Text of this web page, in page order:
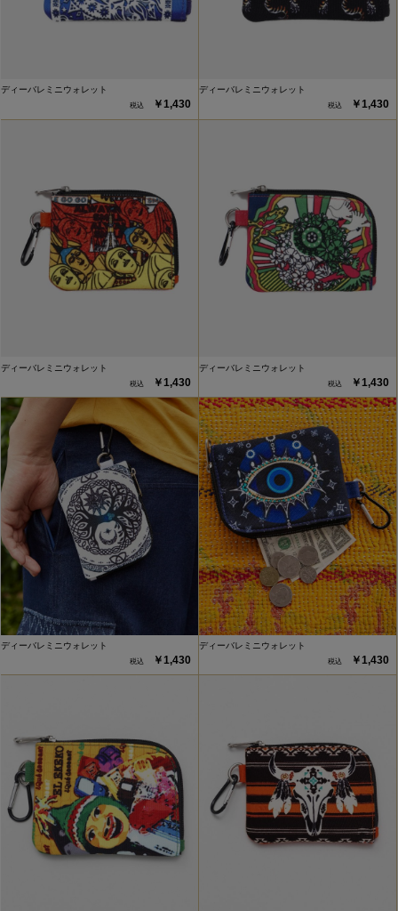
ディーバレミニウォレット
￥1,430
ディーバレミニウォレット
￥1,430
ディーバレミニウォレット
￥1,430
ディーバレミニウォレット
￥1,430
ディーバレミニウォレット
￥1,430
ディーバレミニウォレット
￥1,430